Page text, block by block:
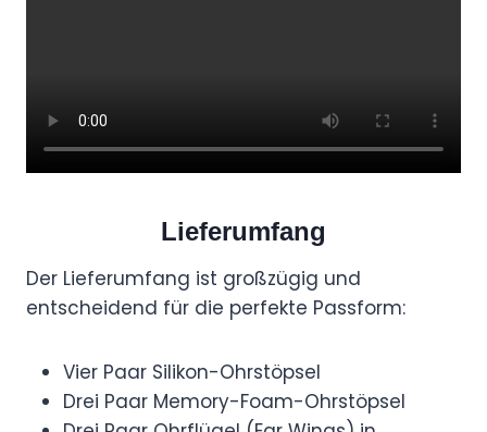
Lieferumfang
Der Lieferumfang ist großzügig und
entscheidend für die perfekte Passform:
Vier Paar Silikon-Ohrstöpsel
Drei Paar Memory-Foam-Ohrstöpsel